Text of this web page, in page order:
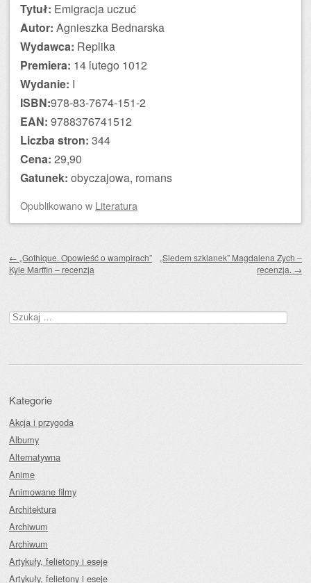
Tytuł: Emigracja uczuć
Autor: Agnieszka Bednarska
Wydawca: Replika
Premiera: 14 lutego 1012
Wydanie: I
ISBN:978-83-7674-151-2
EAN: 9788376741512
Liczba stron: 344
Cena: 29,90
Gatunek: obyczajowa, romans
Opublikowanow Literatura
← „Gothique. Opowieść o wampirach”
Kyle Marffin – recenzja
„Siedem szklanek” Magdalena Zych –
recenzja. →
Szukaj:
Kategorie
Akcja i przygoda
Albumy
Alternatywna
Anime
Animowane filmy
Architektura
Archiwum
Archiwum
Artykuły, felietony i eseje
Artykuły, felietony i eseje